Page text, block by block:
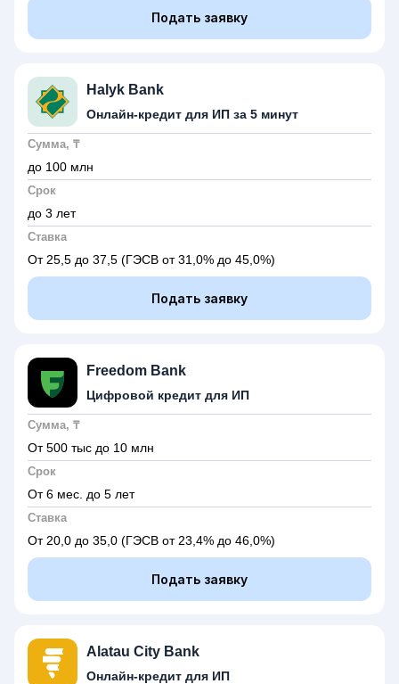
Подать заявку
Halyk Bank
Онлайн-кредит для ИП за 5 минут
Сумма, ₸
до 100 млн
Срок
до 3 лет
Ставка
От 25,5 до 37,5 (ГЭСВ от 31,0% до 45,0%)
Подать заявку
Freedom Bank
Цифровой кредит для ИП
Сумма, ₸
От 500 тыс до 10 млн
Срок
От 6 мес. до 5 лет
Ставка
От 20,0 до 35,0 (ГЭСВ от 23,4% до 46,0%)
Подать заявку
Alatau City Bank
Онлайн-кредит для ИП